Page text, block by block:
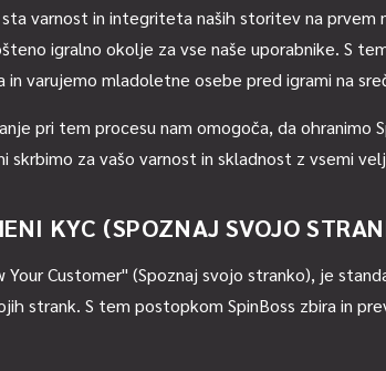
sta varnost in integriteta naših storitev na
igralno okolje za vse naše uporabnike. S
in varujemo mladoletne osebe pred igrami na
pri tem procesu nam omogoča, da
skrbimo za vašo varnost in skladnost z vsemi
KYC (SPOZNAJ SVOJO
Your Customer" (Spoznaj svojo stranko), je
strank. S tem postopkom SpinBoss zbira in